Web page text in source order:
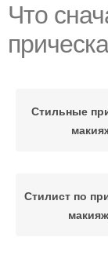
Что
прическа
Стильные
Стилист по